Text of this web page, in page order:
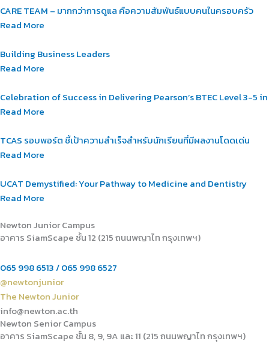
CARE TEAM – มากกว่าการดูแล คือความสัมพันธ์แบบคนในครอบครัว
Read More
Building Business Leaders
Read More
Celebration of Success in Delivering Pearson’s BTEC Level 3-5
Read More
TCAS รอบพอร์ต ชี้เป้าความสำเร็จสำหรับนักเรียนที่มีผลงานโดดเด่น
Read More
UCAT Demystified: Your Pathway to Medicine and Dentistry
Read More
Newton Junior Campus
อาคาร SiamScape ชั้น 12 (215 ถนนพญาไท กรุงเทพฯ)
065 998 6513 / 065 998 6527
@newtonjunior
The Newton Junior
info@newton.ac.th
Newton Senior Campus
อาคาร SiamScape ชั้น 8, 9, 9A และ 11 (215 ถนนพญาไท กรุงเทพฯ)